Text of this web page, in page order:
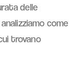
delle
come
trovano